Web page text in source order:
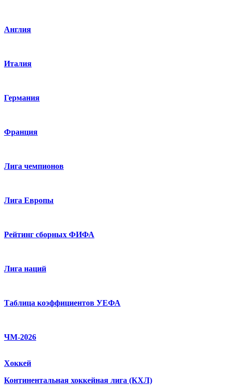
Англия
Италия
Германия
Франция
Лига чемпионов
Лига Европы
Рейтинг сборных ФИФА
Лига наций
Таблица коэффициентов УЕФА
ЧМ-2026
Хоккей
Континентальная хоккейная лига (КХЛ)